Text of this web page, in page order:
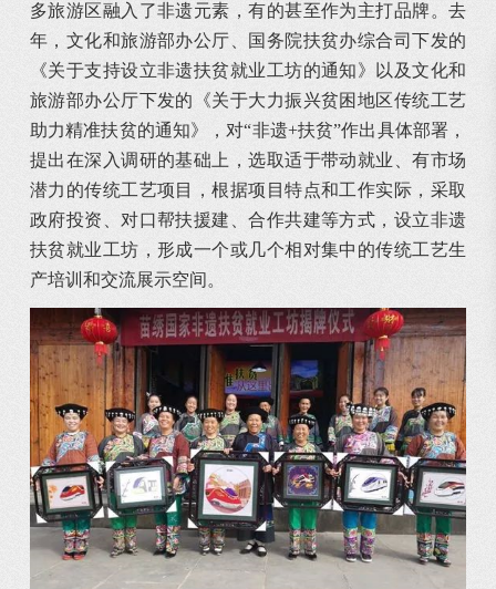
多旅游区融入了非遗元素，有的甚至作为主打品牌。去
年，文化和旅游部办公厅、国务院扶贫办综合司下发的
《关于支持设立非遗扶贫就业工坊的通知》以及文化和
旅游部办公厅下发的《关于大力振兴贫困地区传统工艺
助力精准扶贫的通知》，对“非遗+扶贫”作出具体部署，
提出在深入调研的基础上，选取适于带动就业、有市场
潜力的传统工艺项目，根据项目特点和工作实际，采取
政府投资、对口帮扶援建、合作共建等方式，设立非遗
扶贫就业工坊，形成一个或几个相对集中的传统工艺生
产培训和交流展示空间。